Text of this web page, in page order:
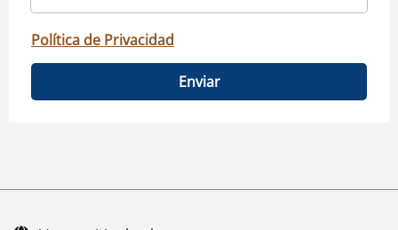
Política de Privacidad
Enviar